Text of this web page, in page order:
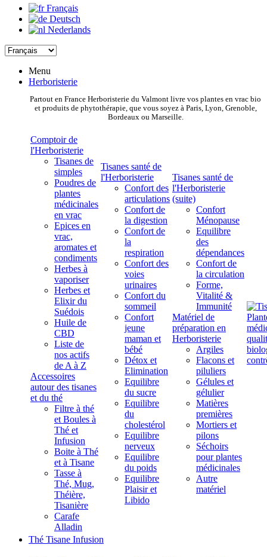
Français
Deutsch
Nederlands
Menu
Herboristerie
Partout en France Herboristerie du Valmont livre vos plantes en vrac bio
et produits de phytothérapie, que vous soyez à Paris, Lyon, Grenoble,
Bordeaux ou Marseille.
Comptoir de
l'Herboristerie
Tisanes de
simples
Poudres de
plantes
médicinales
en vrac
Epices en
vrac,
aromates et
condiments
Herbes à
vaporiser
Herbes et
Elixir du
Suédois
Huile de
CBD
Liste de
nos actifs
de A à Z
Accessoires
autour des tisanes
et du thé
Filtre à thé
et Boules à
Thé et
Infusion
Boite à Thé
et à Tisane
Tasse à
Thé, Mug,
Théière,
Tisanière
Carafe
Alladin
Tisanes santé de
l'Herboristerie
Confort des
articulations
Confort de
la digestion
Confort de
la
respiration
Confort des
voies
urinaires
Confort du
sommeil
Confort
jeune
maman et
bébé
Détox et
Elimination
Equilibre
du sucre
Equilibre
du
cholestérol
Equilibre
nerveux
Equilibre
du poids
Equilibre
Plaisir et
Libido
Tisanes santé de
l'Herboristerie
(suite)
Confort
Ménopause
Equilibre
des
dépendances
Confort de
la circulation
Forme,
Vitalité &
Immunité
Matériel de
préparation en
Herboristerie
Argiles
Flacons et
piluliers
Gélules et
gélulier
Matières
premières
Mortiers et
pilons
Séchoirs
pour plantes
médicinales
Autre
matériel
Thé Tisane Infusion